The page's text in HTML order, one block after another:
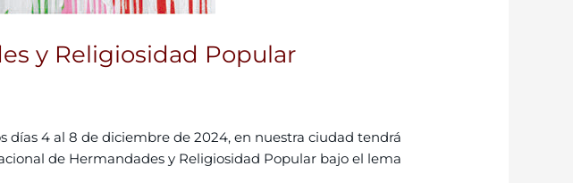
y Religiosidad Popular
días 4 al 8 de diciembre de 2024, en nuestra ciudad tendrá
de Hermandades y Religiosidad Popular bajo el lema